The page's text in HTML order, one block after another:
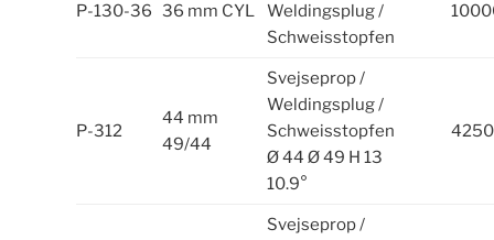
P-130-36 36 mm CYL
Weldingsplug /
Schweisstopfen
P-312
44 mm
49/44
Svejseprop /
Weldingsplug /
Schweisstopfen
Ø 44 Ø 49 H 13
10.9°
4250
Svejseprop /